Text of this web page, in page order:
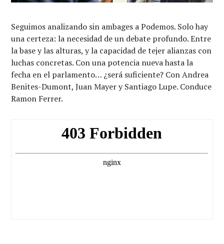
Seguimos analizando sin ambages a Podemos. Solo hay
una certeza: la necesidad de un debate profundo. Entre
la base y las alturas, y la capacidad de tejer alianzas con
luchas concretas. Con una potencia nueva hasta la
fecha en el parlamento… ¿será suficiente? Con Andrea
Benites-Dumont, Juan Mayer y Santiago Lupe. Conduce
Ramon Ferrer.